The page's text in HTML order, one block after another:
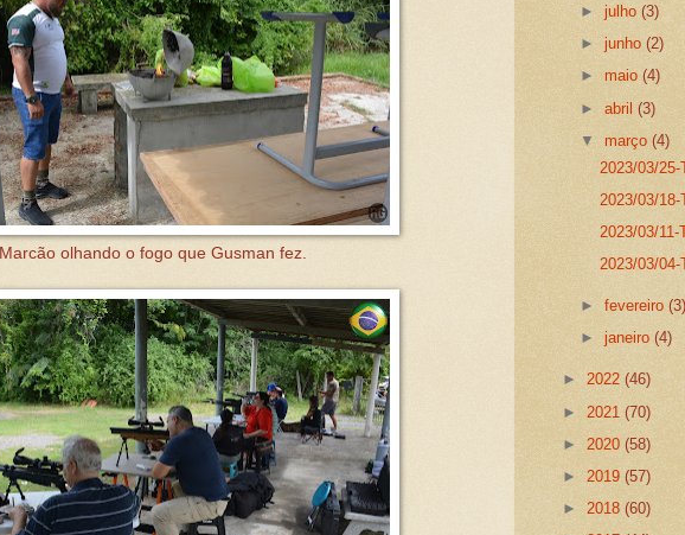
Marcão olhando o fogo que Gusman fez.
►julho(3)
►junho(2)
►maio(4)
►abril(3)
▼março(4)
2023/03/
2023/03/
2023/03/
2023/03/
►fevereiro
►janeiro(4)
► 2022 (46)
► 2021 (70)
► 2020 (58)
► 2019 (57)
► 2018 (60)